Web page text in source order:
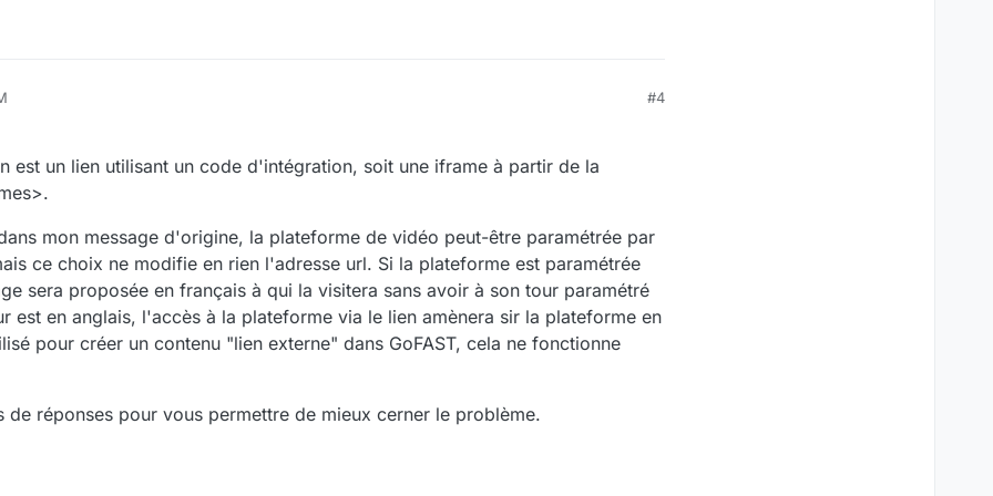
#4
est un lien utilisant un code d'intégration, soit une iframe à partir de la
mon message d'origine, la plateforme de vidéo peut-être paramétrée par
ce choix ne modifie en rien l'adresse url. Si la plateforme est paramétrée
sera proposée en français à qui la visitera sans avoir à son tour paramétré
est en anglais, l'accès à la plateforme via le lien amènera sir la plateforme en
pour créer un contenu "lien externe" dans GoFAST, cela ne fonctionne
réponses pour vous permettre de mieux cerner le problème.